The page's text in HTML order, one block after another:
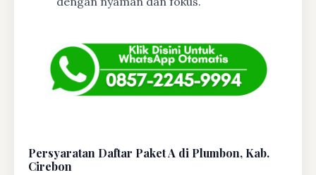
Persyaratan Daftar Paket A di Plumbon, Kab.
Cirebon